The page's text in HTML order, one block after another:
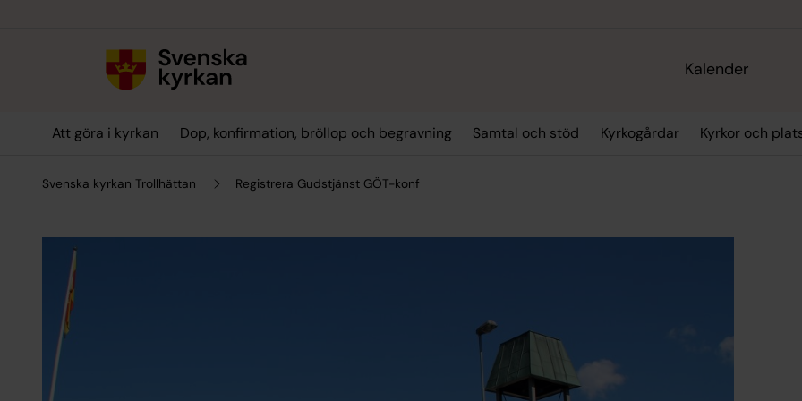
Kalender
Att göra i kyrkan Dop, konfirmation, bröllop och begravning Samtal och stöd Kyrkogårdar Kyrkor och
Svenska kyrkan Trollhättan Registrera Gudstjänst GÖT-konf